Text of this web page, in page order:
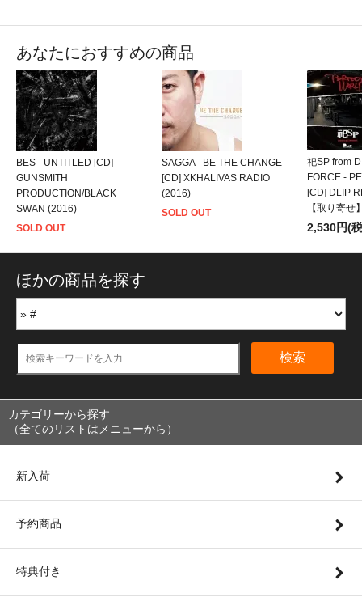
あなたにおすすめの商品
BES - UNTITLED [CD]
GUNSMITH
PRODUCTION/BLACK
SWAN (2016)
SOLD OUT
SAGGA - BE THE CHANGE
[CD] XKHALIVAS RADIO
(2016)
SOLD OUT
祀SP from
FORCE -
[CD] DLIP
【取り寄せ
2,530円(
ほかの商品を探す
検索
カテゴリーから探す
（全てのリストはメニューから）
新入荷
予約商品
特典付き